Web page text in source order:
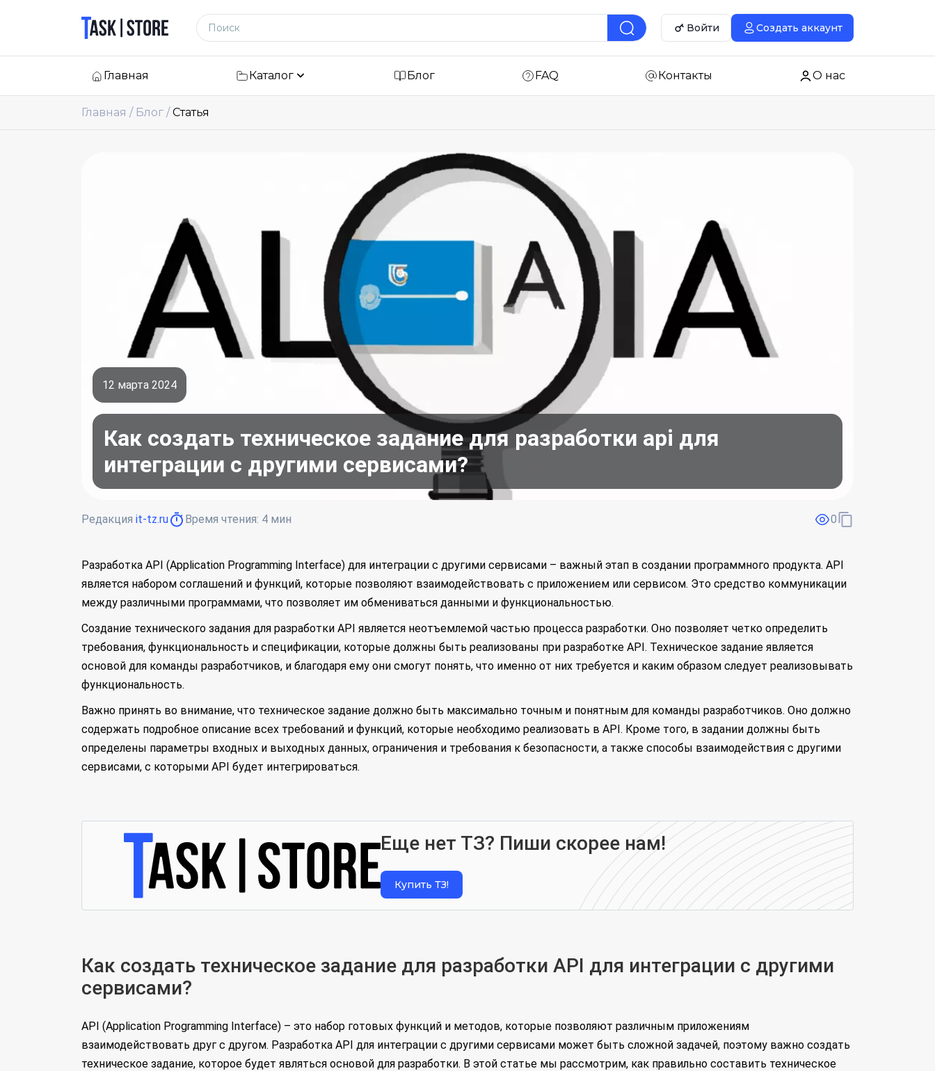
Логотип
Поиск по сайту
Войти Создать аккаунт
Главная Каталог Блог FAQ Контакты О нас
Главная Блог Статья
12 марта 2024
Как создать техническое задание для разработки api для
интеграции с другими сервисами?
Редакция it-tz.ru Время чтения: 4 мин 0
Разработка API (Application Programming Interface) для интеграции с другими сервисами – важный этап в создании программного продукта. API
является набором соглашений и функций, которые позволяют взаимодействовать с приложением или сервисом. Это средство коммуникации
между различными программами, что позволяет им обмениваться данными и функциональностью.
Создание технического задания для разработки API является неотъемлемой частью процесса разработки. Оно позволяет четко определить
требования, функциональность и спецификации, которые должны быть реализованы при разработке API. Техническое задание является
основой для команды разработчиков, и благодаря ему они смогут понять, что именно от них требуется и каким образом следует реализовывать
функциональность.
Важно принять во внимание, что техническое задание должно быть максимально точным и понятным для команды разработчиков. Оно должно
содержать подробное описание всех требований и функций, которые необходимо реализовать в API. Кроме того, в задании должны быть
определены параметры входных и выходных данных, ограничения и требования к безопасности, а также способы взаимодействия с другими
сервисами, с которыми API будет интегрироваться.
Еще нет ТЗ? Пиши скорее нам!
Купить ТЗ!
Как создать техническое задание для разработки API для интеграции с другими
сервисами?
API (Application Programming Interface) – это набор готовых функций и методов, которые позволяют различным приложениям
взаимодействовать друг с другом. Разработка API для интеграции с другими сервисами может быть сложной задачей, поэтому важно создать
техническое задание, которое будет являться основой для разработки. В этой статье мы рассмотрим, как правильно составить техническое